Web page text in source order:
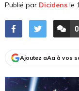
Publié par Dicidens le
0
Ajoutez aAa à vos